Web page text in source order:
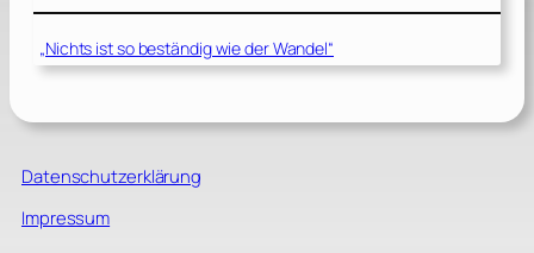
„Nichts ist so beständig wie der Wandel“
Datenschutzerklärung
Impressum